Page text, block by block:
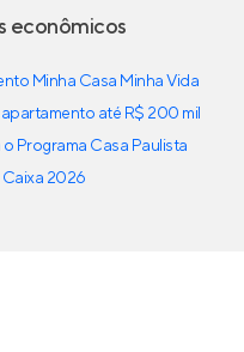
econômicos
Minha Casa Minha Vida
até R$ 200 mil
Programa Casa Paulista
Caixa 2026